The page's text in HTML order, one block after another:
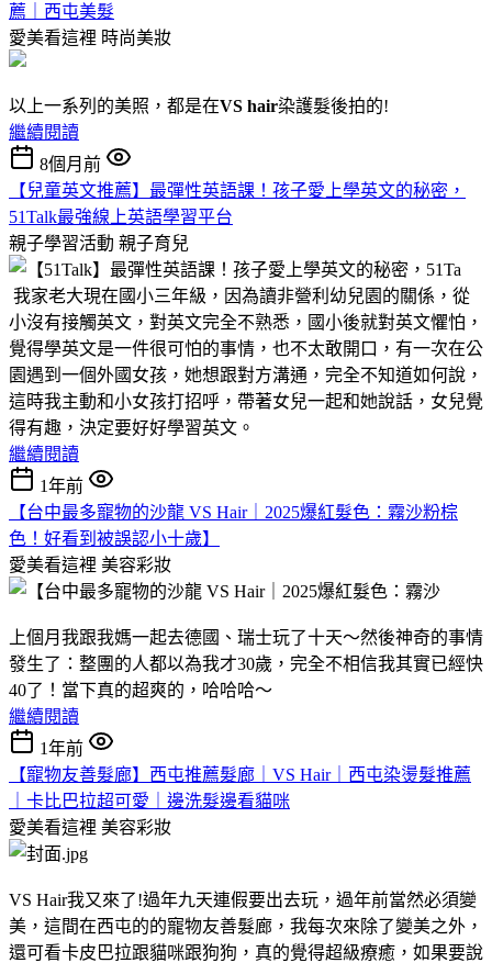
薦｜西屯美髮
愛美看這裡 時尚美妝
以上一系列的美照，都是在VS hair染護髮後拍的!
繼續閱讀
8個月前
【兒童英文推薦】最彈性英語課！孩子愛上學英文的秘密，
51Talk最強線上英語學習平台
親子學習活動 親子育兒
我家老大現在國小三年級，因為讀非營利幼兒園的關係，從
小沒有接觸英文，對英文完全不熟悉，國小後就對英文懼怕，
覺得學英文是一件很可怕的事情，也不太敢開口，有一次在公
園遇到一個外國女孩，她想跟對方溝通，完全不知道如何說，
這時我主動和小女孩打招呼，帶著女兒一起和她說話，女兒覺
得有趣，決定要好好學習英文。
繼續閱讀
1年前
【台中最多寵物的沙龍 VS Hair｜2025爆紅髮色：霧沙粉棕
色！好看到被誤認小十歲】
愛美看這裡 美容彩妝
上個月我跟我媽一起去德國、瑞士玩了十天～然後神奇的事情
發生了：整團的人都以為我才30歲，完全不相信我其實已經快
40了！當下真的超爽的，哈哈哈～
繼續閱讀
1年前
【寵物友善髮廊】西屯推薦髮廊｜VS Hair｜西屯染燙髮推薦
｜卡比巴拉超可愛｜邊洗髮邊看貓咪
愛美看這裡 美容彩妝
VS Hair我又來了!過年九天連假要出去玩，過年前當然必須變
美，這間在西屯的的寵物友善髮廊，我每次來除了變美之外，
還可看卡皮巴拉跟貓咪跟狗狗，真的覺得超級療癒，如果要說